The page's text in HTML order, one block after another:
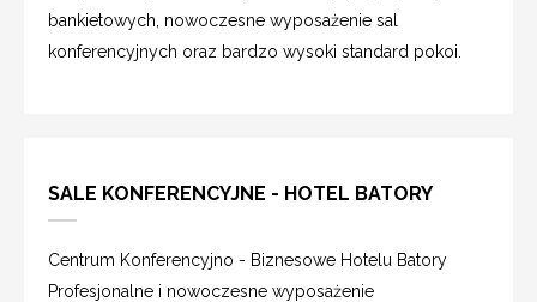
bankietowych, nowoczesne wyposażenie sal
konferencyjnych oraz bardzo wysoki standard pokoi.
SALE KONFERENCYJNE - HOTEL BATORY
Centrum Konferencyjno - Biznesowe Hotelu Batory
Profesjonalne i nowoczesne wyposażenie